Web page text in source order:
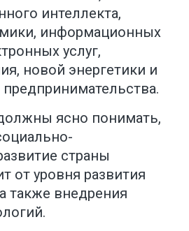
интеллекта,
информационных
услуг,
новой энергетики и
ясно понимать,
страны
от уровня развития
также внедрения